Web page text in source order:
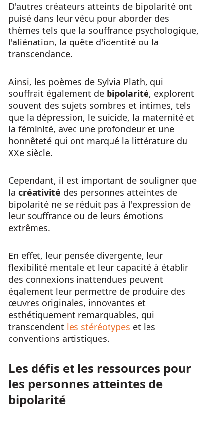
D'autres créateurs atteints de bipolarité ont
puisé dans leur vécu pour aborder des
thèmes tels que la souffrance psychologique,
l'aliénation, la quête d'identité ou la
transcendance.
Ainsi, les poèmes de Sylvia Plath, qui
souffrait également de bipolarité, explorent
souvent des sujets sombres et intimes, tels
que la dépression, le suicide, la maternité et
la féminité, avec une profondeur et une
honnêteté qui ont marqué la littérature du
XXe siècle.
Cependant, il est important de souligner que
la créativité des personnes atteintes de
bipolarité ne se réduit pas à l'expression de
leur souffrance ou de leurs émotions
extrêmes.
En effet, leur pensée divergente, leur
flexibilité mentale et leur capacité à établir
des connexions inattendues peuvent
également leur permettre de produire des
œuvres originales, innovantes et
esthétiquement remarquables, qui
transcendent les stéréotypes et les
conventions artistiques.
Les défis et les ressources pour
les personnes atteintes de
bipolarité